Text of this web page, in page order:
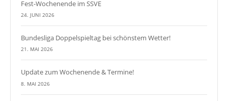
Fest-Wochenende im SSVE
24. JUNI 2026
Bundesliga Doppelspieltag bei schönstem Wetter!
21. MAI 2026
Update zum Wochenende & Termine!
8. MAI 2026